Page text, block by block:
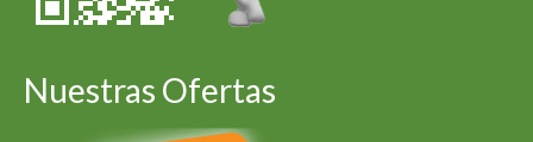
Nuestras Ofertas